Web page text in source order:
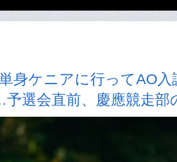
身ケニアに行ってAO
選会直前、慶應競走部